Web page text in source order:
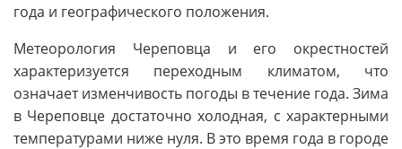
года и географического положения.
Метеорология Череповца и его окрестностей
характеризуется переходным климатом, что
означает изменчивость погоды в течение года. Зима
в Череповце достаточно холодная, с характерными
температурами ниже нуля. В это время года в городе